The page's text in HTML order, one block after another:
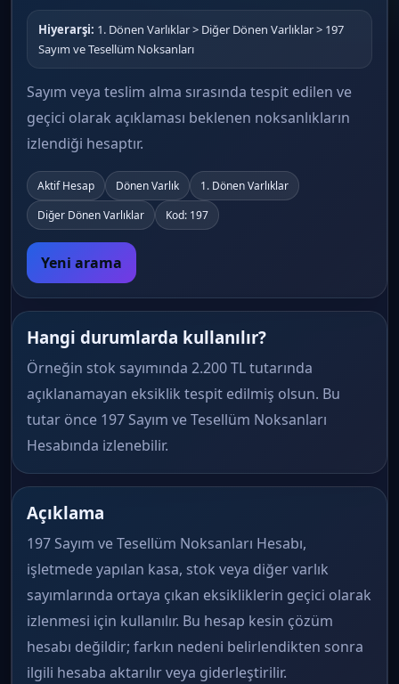
Hiyerarşi: 1. Dönen Varlıklar > Diğer Dönen Varlıklar > 197
Sayım ve Tesellüm Noksanları
Sayım veya teslim alma sırasında tespit edilen ve
geçici olarak açıklaması beklenen noksanlıkların
izlendiği hesaptır.
Aktif Hesap Dönen Varlık
1. Dönen Varlıklar
Diğer Dönen Varlıklar
Kod: 197
Yeni arama
Hangi durumlarda kullanılır?
Örneğin stok sayımında 2.200 TL tutarında
açıklanamayan eksiklik tespit edilmiş olsun. Bu
tutar önce 197 Sayım ve Tesellüm Noksanları
Hesabında izlenebilir.
Açıklama
197 Sayım ve Tesellüm Noksanları Hesabı,
işletmede yapılan kasa, stok veya diğer varlık
sayımlarında ortaya çıkan eksikliklerin geçici olarak
izlenmesi için kullanılır. Bu hesap kesin çözüm
hesabı değildir; farkın nedeni belirlendikten sonra
ilgili hesaba aktarılır veya giderleştirilir.